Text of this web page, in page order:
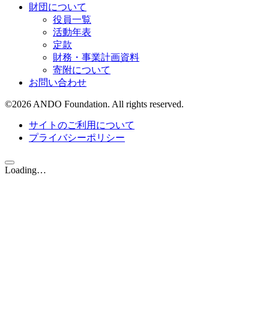
財団について
役員一覧
活動年表
定款
財務・事業計画資料
寄附について
お問い合わせ
©2026 ANDO Foundation. All rights reserved.
サイトのご利用について
プライバシーポリシー
Loading…